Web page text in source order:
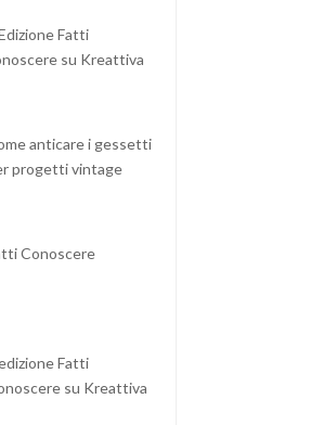
Fatti
su Kreattiva
anticare i gessetti
progetti vintage
Conoscere
Fatti
su Kreattiva